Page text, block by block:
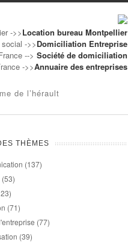
->>Location bureau Montpellier
->>Domiciliation Entreprise
--> Société de domiciliation
->>Annuaire des entreprises
de l’hérault
THÈMES
(137)
(53)
(71)
(77)
(39)